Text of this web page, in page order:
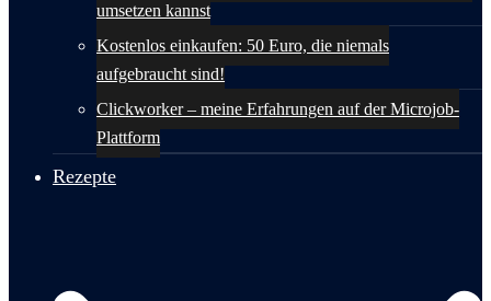
umsetzen kannst
Kostenlos einkaufen: 50 Euro, die niemals
aufgebraucht sind!
Clickworker – meine Erfahrungen auf der Microjob-
Plattform
Rezepte